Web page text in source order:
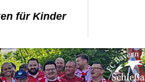
für Kinder